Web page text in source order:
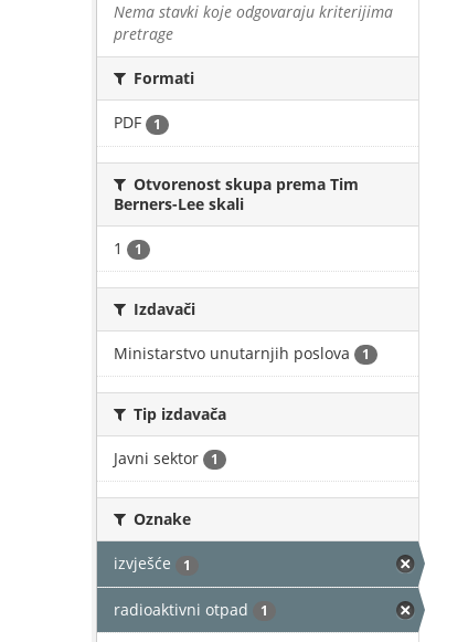
Nema stavki koje odgovaraju kriterijima
pretrage
Formati
PDF 1
Otvorenost skupa prema Tim
Berners-Lee skali
1 1
Izdavači
Ministarstvo unutarnjih poslova 1
Tip izdavača
Javni sektor 1
Oznake
izvješće 1
radioaktivni otpad 1